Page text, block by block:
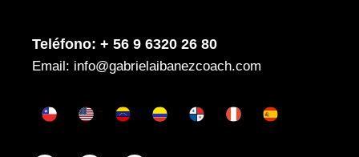
Teléfono: + 56 9 6320 26 80
Email: info@gabrielaibanezcoach.com